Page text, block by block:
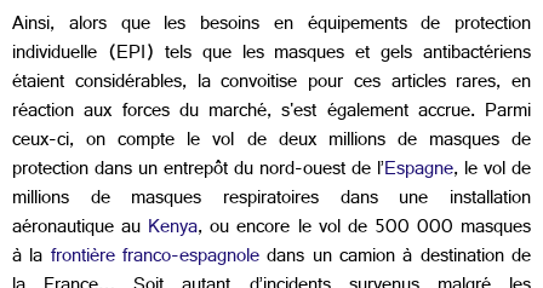
Ainsi, alors que les besoins en équipements de protection
individuelle (EPI) tels que les masques et gels antibactériens
étaient considérables, la convoitise pour ces articles rares, en
réaction aux forces du marché, s'est également accrue. Parmi
ceux-ci, on compte le vol de deux millions de masques de
protection dans un entrepôt du nord-ouest de l’Espagne, le vol de
millions de masques respiratoires dans une installation
aéronautique au Kenya, ou encore le vol de 500 000 masques
à la frontière franco-espagnoledans un camion à destination de